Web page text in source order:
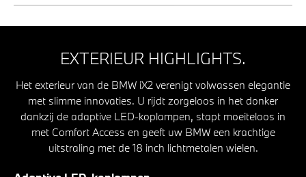
EXTERIEUR HIGHLIGHTS.
Het exterieur van de BMW iX2 verenigt volwassen elegantie
met slimme innovaties. U rijdt zorgeloos in het donker
dankzij de adaptive LED-koplampen, stapt moeiteloos in
met Comfort Access en geeft uw BMW een krachtige
uitstraling met de 18 inch lichtmetalen wielen.